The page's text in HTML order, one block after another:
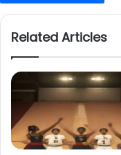
Related Articles